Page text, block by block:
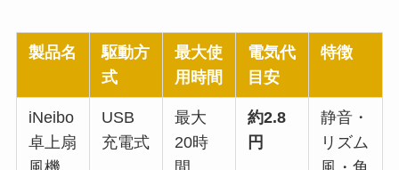
製品名
駆動方
式
最大使
用時間
電気代
目安
特徴
iNeibo
卓上扇
USB
充電式
最大
20時
約2.8
円
静音・
リズム